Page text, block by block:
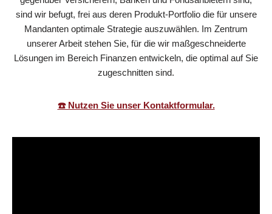
sind wir befugt, frei aus deren Produkt-Portfolio die für unsere
Mandanten optimale Strategie auszuwählen. Im Zentrum
unserer Arbeit stehen Sie, für die wir maßgeschneiderte
Lösungen im Bereich Finanzen entwickeln, die optimal auf Sie
zugeschnitten sind.
☎️ Nutzen Sie unser Kontaktformular.